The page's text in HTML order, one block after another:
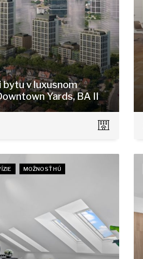
bytu v luxusnom
Yards, BA II
- Nivy
MOŽNOSŤ HÚ